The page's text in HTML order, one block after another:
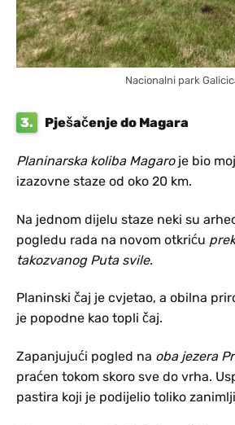
Nacionalni park
3. Pješačenje do Magara
Planinarska koliba Magaroje bio
izazovne staze od oko 20 km.
Na jednom dijelu staze neki su
pogledu rada na novom otkriću
takozvanog Puta svile.
Planinski čaj je cvjetao, a obilna
je popodne kao topli čaj.
Zapanjujući pogled na oba jezera
praćen tokom skoro sve do vrha.
pastira koji je podijelio toliko